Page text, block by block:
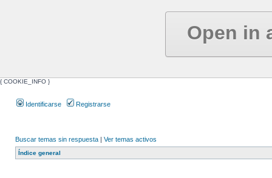
Open in
{ COOKIE_INFO }
Identificarse Registrarse
Buscar temas sin respuesta | Ver temas activos
Índice general